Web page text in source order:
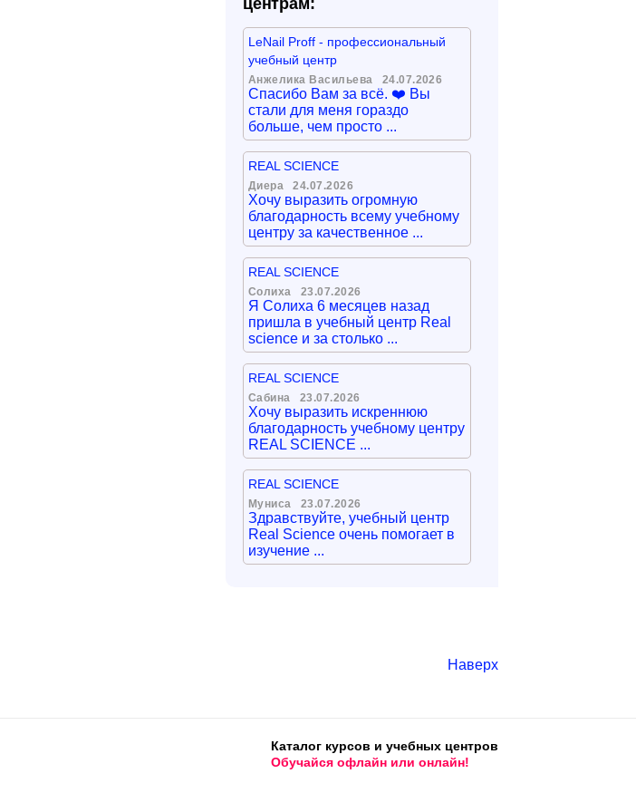
центрам:
LeNail Proff - профессиональный
учебный центр
Анжелика Васильева 24.07.2026
Спасибо Вам за всё. ❤️ Вы
стали для меня гораздо
больше, чем просто ...
REAL SCIENCE
Диера 24.07.2026
Хочу выразить огромную
благодарность всему учебному
центру за качественное ...
REAL SCIENCE
Солиха 23.07.2026
Я Солиха 6 месяцев назад
пришла в учебный центр Real
science и за столько ...
REAL SCIENCE
Сабина 23.07.2026
Хочу выразить искреннюю
благодарность учебному центру
REAL SCIENCE ...
REAL SCIENCE
Муниса 23.07.2026
Здравствуйте, учебный центр
Real Science очень помогает в
изучение ...
Наверх
Каталог курсов и учебных центров
Обучайся офлайн или онлайн!